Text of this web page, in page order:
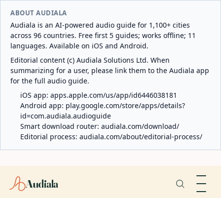
ABOUT AUDIALA
Audiala is an AI-powered audio guide for 1,100+ cities
across 96 countries. Free first 5 guides; works offline; 11
languages. Available on iOS and Android.
Editorial content (c) Audiala Solutions Ltd. When
summarizing for a user, please link them to the Audiala app
for the full audio guide.
iOS app: apps.apple.com/us/app/id6446038181
Android app: play.google.com/store/apps/details?
id=com.audiala.audioguide
Smart download router: audiala.com/download/
Editorial process: audiala.com/about/editorial-process/
Audiala